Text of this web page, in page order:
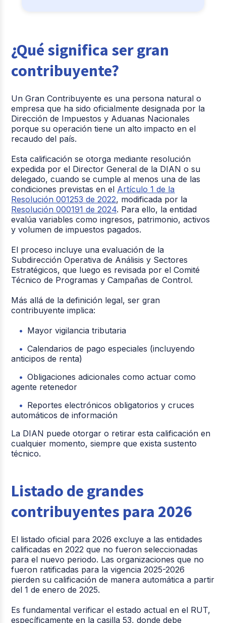
¿Qué significa ser gran
contribuyente?
Un Gran Contribuyente es una persona natural o
empresa que ha sido oficialmente designada por la
Dirección de Impuestos y Aduanas Nacionales
porque su operación tiene un alto impacto en el
recaudodel país.
Esta calificación se otorga mediante resolución
expedida por el Director General de la DIAN o su
delegado, cuando se cumple al menos una de las
condiciones previstas en el Artículo 1 de la
Resolución 001253 de 2022, modificada por la
Resolución 000191 de 2024. Para ello, la entidad
evalúa variables como ingresos, patrimonio, activos
y volumen de impuestos pagados.
El proceso incluye una evaluación de la
Subdirección Operativa de Análisis y Sectores
Estratégicos, que luego es revisada por el Comité
Técnico de Programas y Campañas de Control.
Más allá de la definición legal, ser gran
contribuyente implica:
Mayor vigilancia tributaria
Calendarios de pago especiales (incluyendo
anticipos de renta)
Obligaciones adicionales como actuar como
agente retenedor
Reportes electrónicos obligatorios y cruces
automáticos de información
La DIAN puede otorgar o retirar esta calificación en
cualquier momento, siempre que exista sustento
técnico.
Listado de grandes
contribuyentes para 2026
El listado oficial para 2026 excluye a las entidades
calificadas en 2022 que no fueron seleccionadas
para el nuevo periodo. Las organizaciones que no
fueron ratificadas para la vigencia 2025-2026
pierden su calificación de manera automática a partir
del 1 de enero de 2025.
Es fundamental verificar el estado actual en el RUT,
específicamente en la casilla 53, donde debe